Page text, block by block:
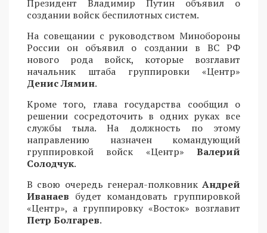
Президент Владимир Путин объявил о
создании войск беспилотных систем.
На совещании с руководством Минобороны
России он объявил о создании в ВС РФ
нового рода войск, которые возглавит
начальник штаба группировки «Центр»
Денис Лямин.
Кроме того, глава государства сообщил о
решении сосредоточить в одних руках все
службы тыла. На должность по этому
направлению назначен командующий
группировкой войск «Центр» Валерий
Солодчук.
В свою очередь генерал-полковникАндрей
Иванаев будет командовать группировкой
«Центр», а группировку «Восток» возглавит
Петр Болгарев.